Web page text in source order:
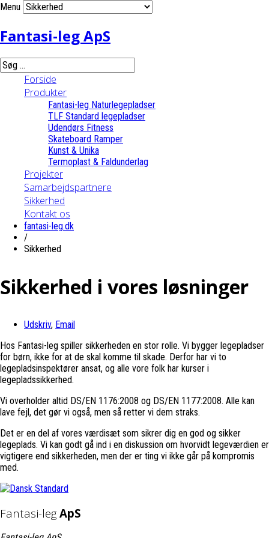
Menu
Fantasi-leg ApS
Forside
Produkter
Fantasi-leg Naturlegepladser
TLF Standard legepladser
Udendørs Fitness
Skateboard Ramper
Kunst & Unika
Termoplast & Faldunderlag
Projekter
Samarbejdspartnere
Sikkerhed
Kontakt os
fantasi-leg.dk
/
Sikkerhed
Sikkerhed i vores løsninger
Udskriv, Email
Hos Fantasi-leg spiller sikkerheden en stor rolle. Vi bygger legepladser
for børn, ikke for at de skal komme til skade. Derfor har vi to
legepladsinspektører ansat, og alle vore folk har kurser i
legepladssikkerhed.
Vi overholder altid DS/EN 1176:2008 og DS/EN 1177:2008. Alle kan
lave fejl, det gør vi også, men så retter vi dem straks.
Det er en del af vores værdisæt som sikrer dig en god og sikker
legeplads. Vi kan godt gå ind i en diskussion om hvorvidt legeværdien er
vigtigere end sikkerheden, men der er ting vi ikke går på kompromis
med.
Fantasi-legApS